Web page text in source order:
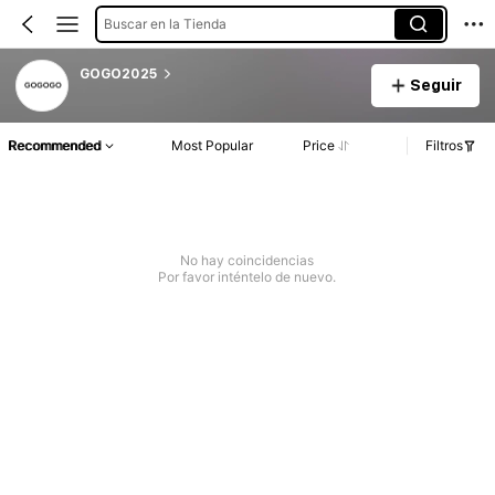
Buscar en la Tienda
GOGO2025
Seguir
Recommended Most Popular Price Filtros
No hay coincidencias
Por favor inténtelo de nuevo.